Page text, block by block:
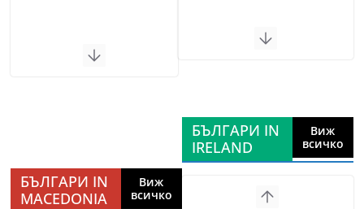
БЪЛГАРИ IN
MACEDONIA
Виж
всичко
БЪЛГАРИ IN
IRELAND
Виж
всичко